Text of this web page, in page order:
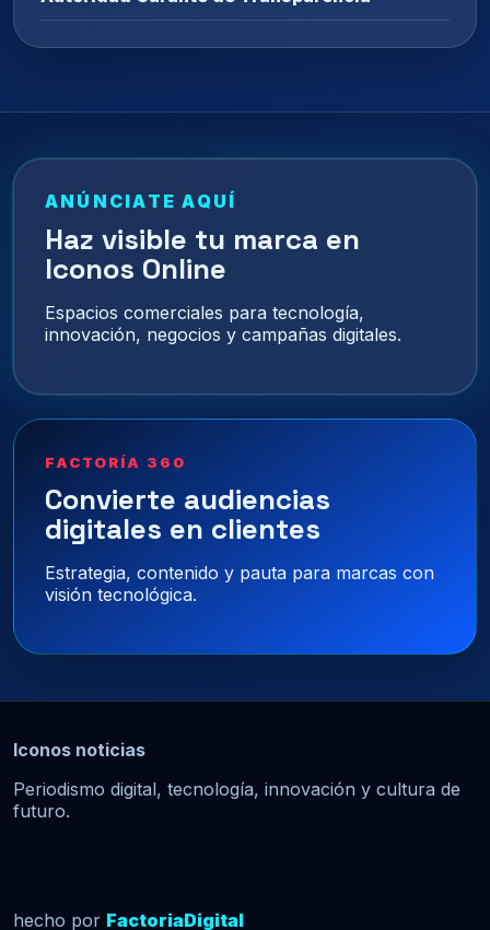
ANÚNCIATE AQUÍ
Haz visible tu marca en
Iconos Online
Espacios comerciales para tecnología,
innovación, negocios y campañas digitales.
FACTORÍA 360
Convierte audiencias
digitales en clientes
Estrategia, contenido y pauta para marcas con
visión tecnológica.
Iconos noticias
Periodismo digital, tecnología, innovación y cultura de
futuro.
hecho por FactoriaDigital